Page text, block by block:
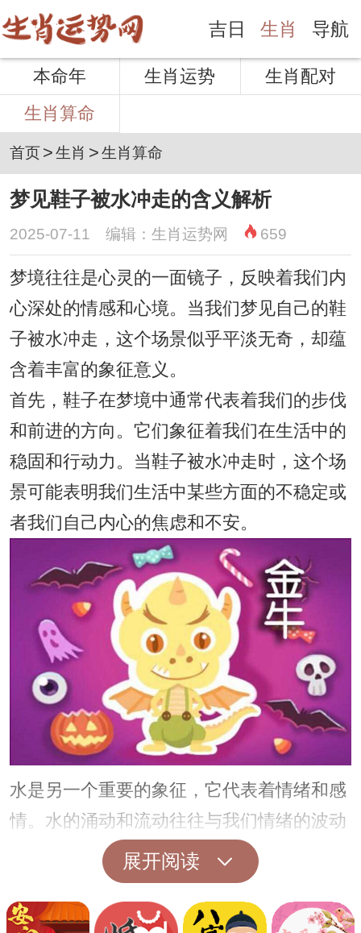
吉日 生肖 导航
本命年 生肖运势
生肖配对
生肖算命
首页>生肖 >生肖算命
梦见鞋子被水冲走的含义解析
2025-07-11 编辑：生肖运势网 659
梦境往往是心灵的一面镜子，反映着我们内
心深处的情感和心境。当我们梦见自己的鞋
子被水冲走，这个场景似乎平淡无奇，却蕴
含着丰富的象征意义。
首先，鞋子在梦境中通常代表着我们的步伐
和前进的方向。它们象征着我们在生活中的
稳固和行动力。当鞋子被水冲走时，这个场
景可能表明我们生活中某些方面的不稳定或
者我们自己内心的焦虑和不安。
水是另一个重要的象征，它代表着情绪和感
情。水的涌动和流动往往与我们情绪的波动
和生活中不可控的变化有关。如果在梦中看
到鞋子被水冲走，这可能提示我们在情感上
或者人际关系中遇到了一些挑战或者不确定
展开阅读